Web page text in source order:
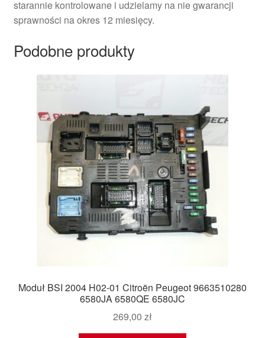
starannie kontrolowane i udzielamy na nie gwarancji
sprawności na okres 12 miesięcy.
Podobne produkty
Moduł BSI 2004 H02-01 Citroën Peugeot 9663510280
6580JA 6580QE 6580JC
269,00 zł